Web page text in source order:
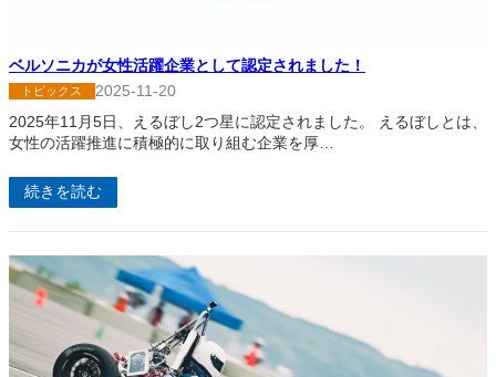
ベルソニカが女性活躍企業として認定されました！
トピックス
2025-11-20
2025年11月5日、えるぼし2つ星に認定されました。 えるぼしとは、
女性の活躍推進に積極的に取り組む企業を厚…
続きを読む